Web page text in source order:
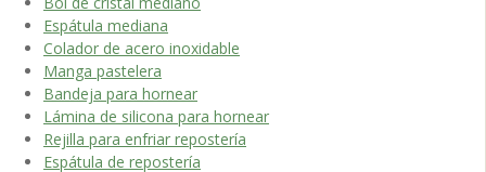
Espátula mediana
Colador de acero inoxidable
Manga pastelera
Bandeja para hornear
Lámina de silicona para hornear
Rejilla para enfriar repostería
Espátula de repostería